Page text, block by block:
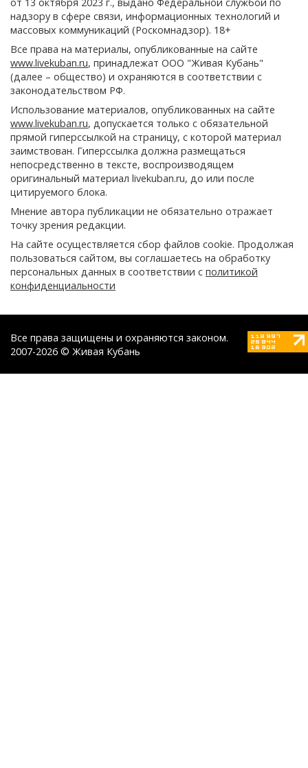
надзору в сфере связи, информационных технологий и
массовых коммуникаций (Роскомнадзор). 18+
Все права на материалы, опубликованные на сайте
www.livekuban.ru, принадлежат ООО "Живая Кубань"
(далее – общество) и охраняются в соответствии с
законодательством РФ.
Использование материалов, опубликованных на сайте
www.livekuban.ru, допускается только с обязательной
прямой гиперссылкой на страницу, с которой материал
заимствован. Гиперссылка должна размещаться
непосредственно в тексте, воспроизводящем
оригинальный материал livekuban.ru, до или после
цитируемого блока.
Мнение автора публикации не обязательно отражает
точку зрения редакции.
На сайте осуществляется сбор файлов cookie. Продолжая
пользоваться сайтом, вы соглашаетесь на обработку
персональных данных в соответствии с политикой
конфиденциальности
Все права защищены и охраняются законом.
2007-2026 © Живая Кубань